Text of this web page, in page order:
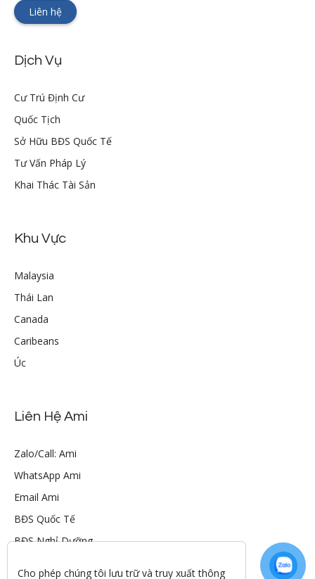
Liên hệ
Dịch Vụ
Cư Trú Định Cư
Quốc Tịch
Sở Hữu BĐS Quốc Tế
Tư Vấn Pháp Lý
Khai Thác Tài Sản
Khu Vực
Malaysia
Thái Lan
Canada
Caribeans
Úc
Liên Hệ Ami
Zalo/Call: Ami
WhatsApp Ami
Email Ami
BĐS Quốc Tế
BĐS Nghỉ Dưỡng
Cho phép chúng tôi lưu trữ và truy xuất thông